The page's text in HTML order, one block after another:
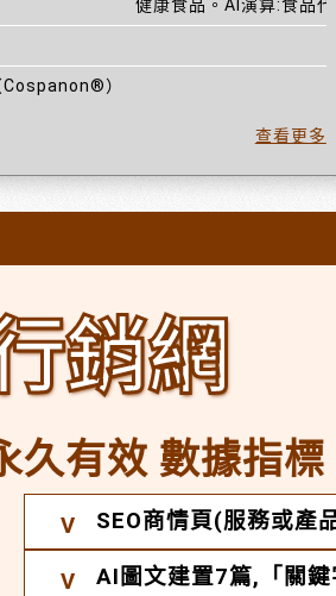
健康食品。AI演算:食品
）
查看更多
銷網
久有效 數據指
SEO商情頁(服務或產
AI圖文建置7篇,「關